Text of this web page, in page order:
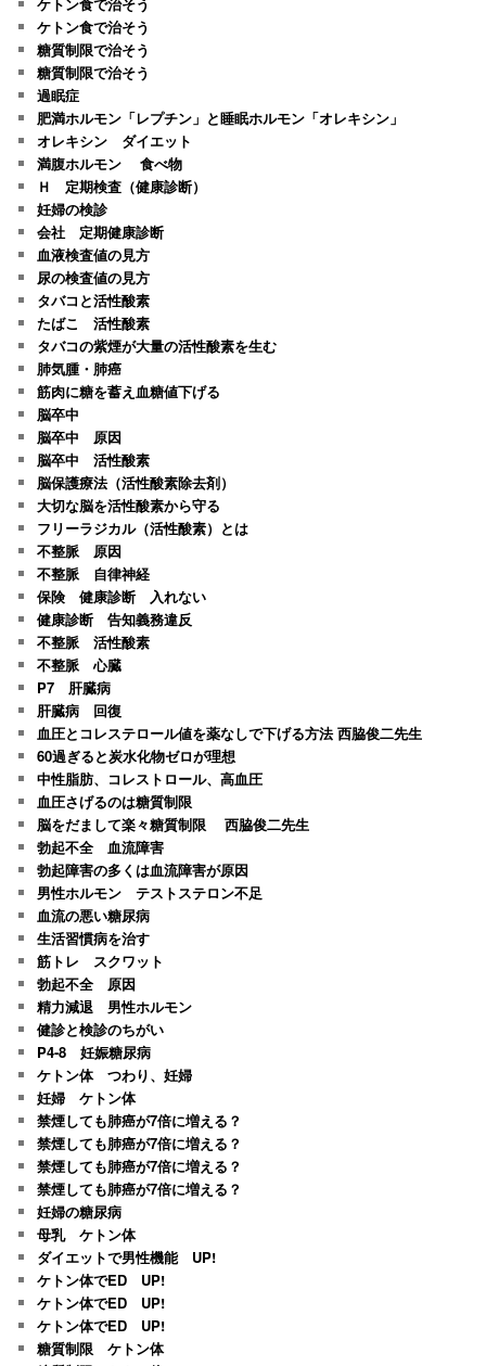
ケトン食で治そう
糖質制限で治そう
糖質制限で治そう
過眠症
肥満ホルモン「レプチン」と睡眠ホルモン「オレキシン」
オレキシン ダイエット
満腹ホルモン 食べ物
Ｈ 定期検査（健康診断）
妊婦の検診
会社 定期健康診断
血液検査値の見方
尿の検査値の見方
タバコと活性酸素
たばこ 活性酸素
タバコの紫煙が大量の活性酸素を生む
肺気腫・肺癌
筋肉に糖を蓄え血糖値下げる
脳卒中
脳卒中 原因
脳卒中 活性酸素
脳保護療法（活性酸素除去剤）
大切な脳を活性酸素から守る
フリーラジカル（活性酸素）とは
不整脈 原因
不整脈 自律神経
保険 健康診断 入れない
健康診断 告知義務違反
不整脈 活性酸素
不整脈 心臓
P7 肝臓病
肝臓病 回復
血圧とコレステロール値を薬なしで下げる方法 西脇俊二先生
60過ぎると炭水化物ゼロが理想
中性脂肪、コレストロール、高血圧
血圧さげるのは糖質制限
脳をだまして楽々糖質制限 西脇俊二先生
勃起不全 血流障害
勃起障害の多くは血流障害が原因
男性ホルモン テストステロン不足
血流の悪い糖尿病
生活習慣病を治す
筋トレ スクワット
勃起不全 原因
精力減退 男性ホルモン
健診と検診のちがい
P4-8 妊娠糖尿病
ケトン体 つわり、妊婦
妊婦 ケトン体
禁煙しても肺癌が7倍に増える？
禁煙しても肺癌が7倍に増える？
禁煙しても肺癌が7倍に増える？
禁煙しても肺癌が7倍に増える？
妊婦の糖尿病
母乳 ケトン体
ダイエットで男性機能 UP!
ケトン体でED UP!
ケトン体でED UP!
ケトン体でED UP!
糖質制限 ケトン体